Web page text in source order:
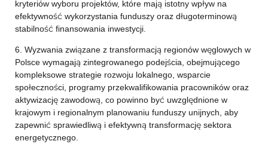
kryteriów wyboru projektów, które mają istotny wpływ na
efektywność wykorzystania funduszy oraz długoterminową
stabilność finansowania inwestycji.
6. Wyzwania związane z transformacją regionów węglowych w
Polsce wymagają zintegrowanego podejścia, obejmującego
kompleksowe strategie rozwoju lokalnego, wsparcie
społeczności, programy przekwalifikowania pracowników oraz
aktywizację zawodową, co powinno być uwzględnione w
krajowym i regionalnym planowaniu funduszy unijnych, aby
zapewnić sprawiedliwą i efektywną transformację sektora
energetycznego.